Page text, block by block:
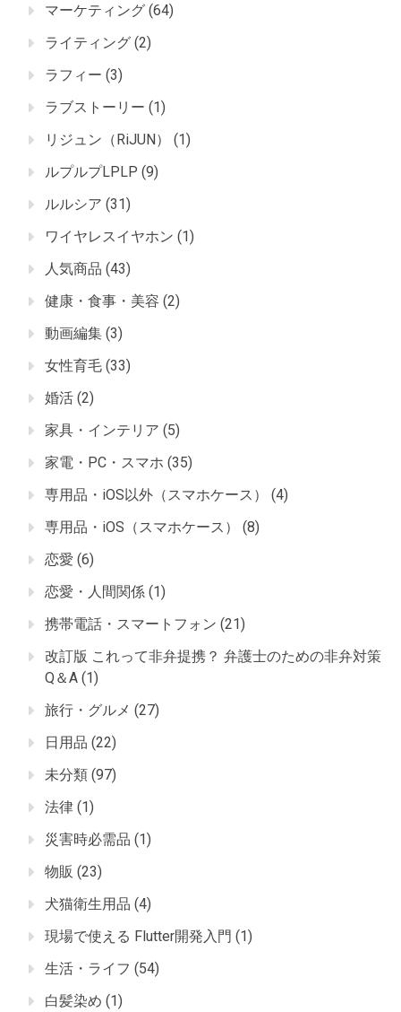
マーケティング (64)
ライティング (2)
ラフィー (3)
ラブストーリー (1)
リジュン（RiJUN）
(1)
ルプルプLPLP (9)
ルルシア (31)
ワイヤレスイヤホン (1)
人気商品 (43)
健康・食事・美容 (2)
動画編集 (3)
女性育毛 (33)
婚活 (2)
家具・インテリア (5)
家電・PC・スマホ (35)
専用品・iOS以外（スマホケース）
(4)
専用品・iOS（スマホケース）
(8)
恋愛 (6)
恋愛・人間関係 (1)
携帯電話・スマートフォン (21)
改訂版 これって非弁提携？ 弁護士のための非弁対策
Q＆A (1)
旅行・グルメ (27)
日用品 (22)
未分類 (97)
法律 (1)
災害時必需品 (1)
物販 (23)
犬猫衛生用品 (4)
現場で使える Flutter開発入門 (1)
生活・ライフ (54)
白髪染め (1)